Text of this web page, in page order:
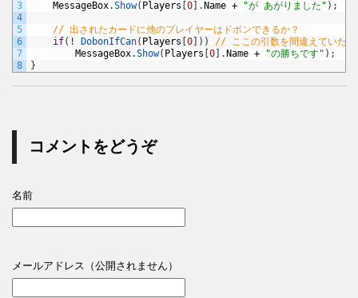
3
4
5
6
7
8
MessageBox.Show( Players 0 . Name + "が あがりました" ) ;
// 出されたカードに他のプレイヤーはドボンできるか？
if( ! DobonIfCan( Players 0 ) )
// ここの引数を間違えていた
MessageBox.Show( Players 0 . Name + "の勝ちです" ) ;
}
コメントをどうぞ
名前
メールアドレス（公開されません）